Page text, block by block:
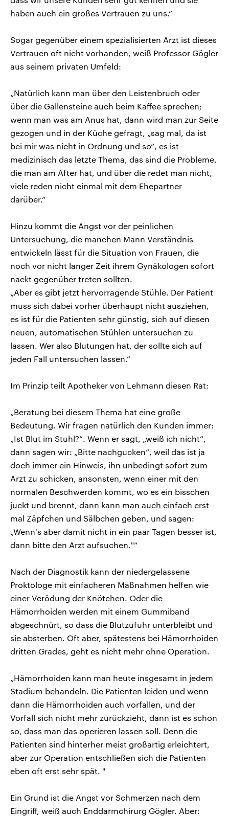
haben auch ein großes Vertrauen zu uns.“
Sogar gegenüber einem spezialisierten Arzt ist dieses
Vertrauen oft nicht vorhanden, weiß Professor Gögler
aus seinem privaten Umfeld:
„Natürlich kann man über den Leistenbruch oder
über die Gallensteine auch beim Kaffee sprechen;
wenn man was am Anus hat, dann wird man zur Seite
gezogen und in der Küche gefragt, „sag mal, da ist
bei mir was nicht in Ordnung und so“, es ist
medizinisch das letzte Thema, das sind die Probleme,
die man am After hat, und über die redet man nicht,
viele reden nicht einmal mit dem Ehepartner
darüber.“
Hinzu kommt die Angst vor der peinlichen
Untersuchung, die manchen Mann Verständnis
entwickeln lässt für die Situation von Frauen, die
noch vor nicht langer Zeit ihrem Gynäkologen sofort
nackt gegenüber treten sollten.
„Aber es gibt jetzt hervorragende Stühle. Der Patient
muss sich dabei vorher überhaupt nicht ausziehen,
es ist für die Patienten sehr günstig, sich auf diesen
neuen, automatischen Stühlen untersuchen zu
lassen. Wer also Blutungen hat, der sollte sich auf
jeden Fall untersuchen lassen.“
Im Prinzip teilt Apotheker von Lehmann diesen Rat:
„Beratung bei diesem Thema hat eine große
Bedeutung. Wir fragen natürlich den Kunden immer:
„Ist Blut im Stuhl?“. Wenn er sagt, „weiß ich nicht“,
dann sagen wir: „Bitte nachgucken“, weil das ist ja
doch immer ein Hinweis, ihn unbedingt sofort zum
Arzt zu schicken, ansonsten, wenn einer mit den
normalen Beschwerden kommt, wo es ein bisschen
juckt und brennt, dann kann man auch einfach erst
mal Zäpfchen und Sälbchen geben, und sagen:
„Wenn's aber damit nicht in ein paar Tagen besser ist,
dann bitte den Arzt aufsuchen."“
Nach der Diagnostik kann der niedergelassene
Proktologe mit einfacheren Maßnahmen helfen wie
einer Verödung der Knötchen. Oder die
Hämorrhoiden werden mit einem Gummiband
abgeschnürt, so dass die Blutzufuhr unterbleibt und
sie absterben. Oft aber, spätestens bei Hämorrhoiden
dritten Grades, geht es nicht mehr ohne Operation.
„Hämorrhoiden kann man heute insgesamt in jedem
Stadium behandeln. Die Patienten leiden und wenn
dann die Hämorrhoiden auch vorfallen, und der
Vorfall sich nicht mehr zurückzieht, dann ist es schon
so, dass man das operieren lassen soll. Denn die
Patienten sind hinterher meist großartig erleichtert,
aber zur Operation entschließen sich die Patienten
eben oft erst sehr spät. "
Ein Grund ist die Angst vor Schmerzen nach dem
Eingriff, weiß auch Enddarmchirurg Gögler. Aber: